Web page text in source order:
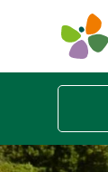
Image